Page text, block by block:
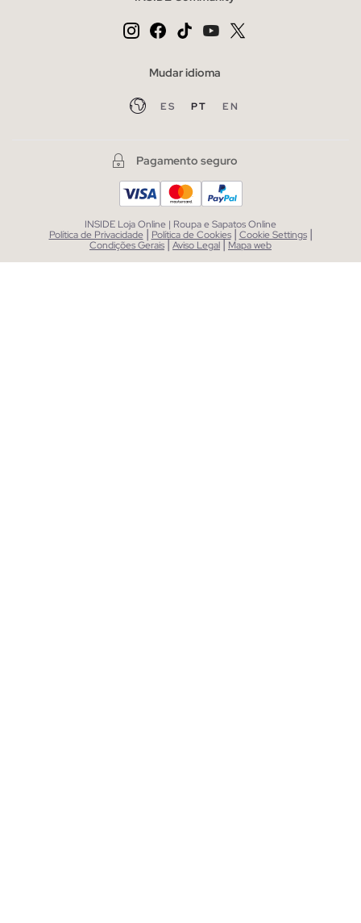
Mudar idioma
ES PT EN
Pagamento seguro
INSIDE Loja Online | Roupa e Sapatos Online
Política de Privacidade | Política de Cookies | Cookie Settings |
Condições Gerais|Aviso Legal| Mapa web